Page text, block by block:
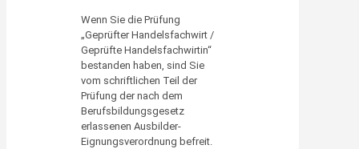
Wenn Sie die Prüfung
„Geprüfter Handelsfachwirt /
Geprüfte Handelsfachwirtin“
bestanden haben, sind Sie
vom schriftlichen Teil der
Prüfung der nach dem
Berufsbildungsgesetz
erlassenen Ausbilder-
Eignungsverordnung befreit.